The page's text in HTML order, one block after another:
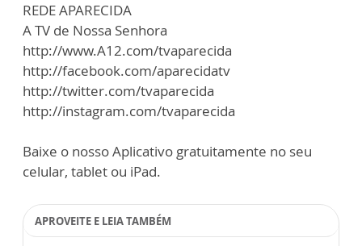
REDE APARECIDA
A TV de Nossa Senhora
http://www.A12.com/tvaparecida
http://facebook.com/aparecidatv
http://twitter.com/tvaparecida
http://instagram.com/tvaparecida
Baixe o nosso Aplicativo gratuitamente no seu
celular, tablet ou iPad.
APROVEITE E LEIA TAMBÉM